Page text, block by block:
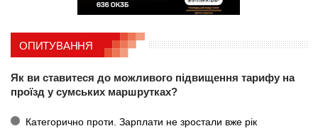
ОПИТУВАННЯ
Як ви ставитеся до можливого підвищення тарифу на
проїзд у сумських маршрутках?
Категорично проти. Зарплати не зростали вже рік